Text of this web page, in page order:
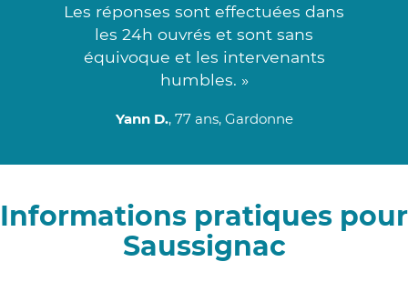
Les réponses sont effectuées dans
les 24h ouvrés et sont sans
équivoque et les intervenants
humbles. »
Yann D., 77 ans, Gardonne
Informations pratiques pour
Saussignac